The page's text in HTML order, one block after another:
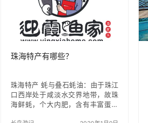
珠海特产有哪些？
珠海特产 蚝与叠石蚝油：由于珠江
口西岸处于咸淡水交界地带，故珠
海鲜蚝，个大内肥，含有丰富蛋白